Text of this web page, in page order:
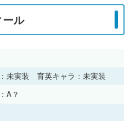
ール
未実装 育英キャラ：未実装
A？